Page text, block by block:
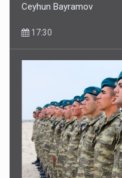
Ceyhun Bayramov
17:30